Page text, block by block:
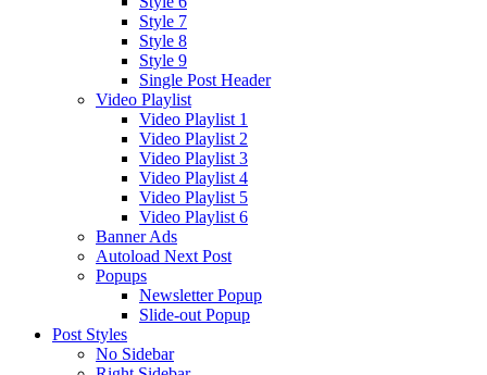
Style 7
Style 8
Style 9
Single Post Header
Video Playlist
Video Playlist 1
Video Playlist 2
Video Playlist 3
Video Playlist 4
Video Playlist 5
Video Playlist 6
Banner Ads
Autoload Next Post
Popups
Newsletter Popup
Slide-out Popup
Post Styles
No Sidebar